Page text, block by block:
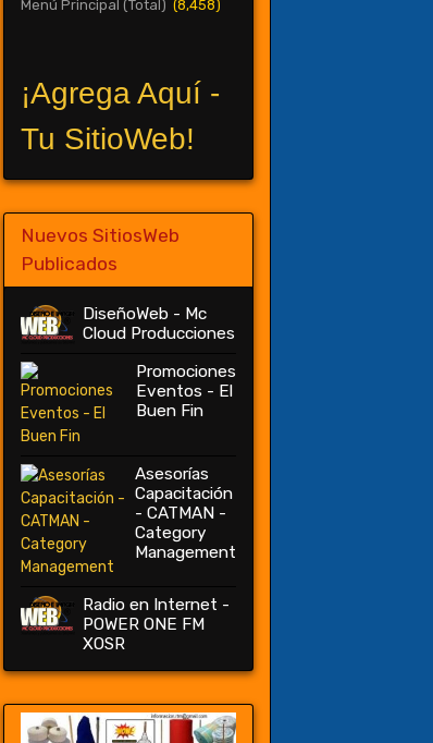
Menú Principal (Total) (8,458)
¡Agrega Aquí -
Tu SitioWeb!
Nuevos SitiosWeb
Publicados
DiseñoWeb - Mc
Cloud Producciones
Promociones
Eventos - El
Buen Fin
Asesorías
Capacitación
- CATMAN -
Category
Management
Radio en Internet -
POWER ONE FM
XOSR